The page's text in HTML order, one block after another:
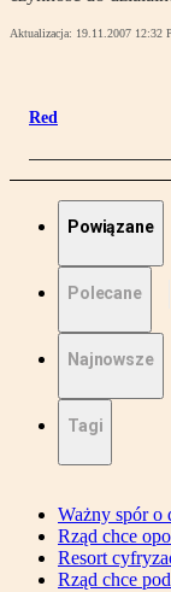
Aktualizacja: 19.11.2007 12:32
Red
Powiązane
Polecane
Najnowsze
Tagi
Ważny spór o
Rząd chce
Resort
Rząd chce